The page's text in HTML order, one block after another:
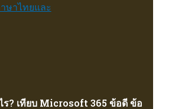
ร? เทียบ Microsoft 365 ข้อดี ข้อ